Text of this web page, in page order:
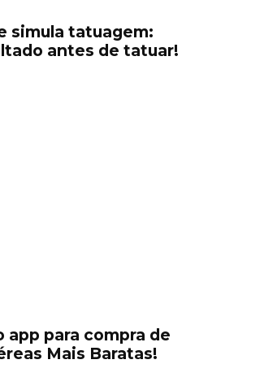
simula tatuagem:
antes de tatuar!
app para compra de
Mais Baratas!